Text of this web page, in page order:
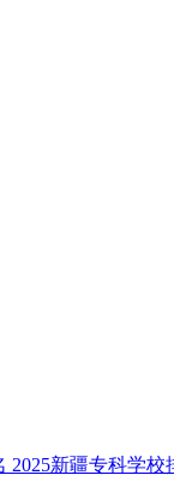
2025新疆专科学校